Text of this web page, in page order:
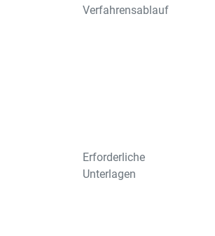
Verfahrensablauf
Erforderliche
Unterlagen